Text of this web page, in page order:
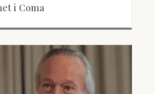
i Coma